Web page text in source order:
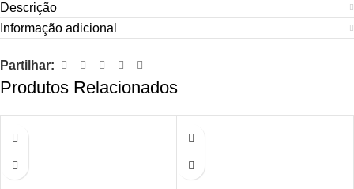
Descrição
Informação adicional
Partilhar:
Produtos Relacionados